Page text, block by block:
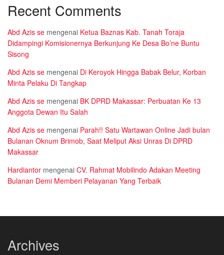
Recent Comments
Abd Azis se mengenai Ketua Baznas Kab. Tanah Toraja
Didampingi Komisionernya Berkunjung Ke Desa Bo’ne Buntu
Sisong
Abd Azis se mengenai Di Keroyok Hingga Babak Belur, Korban
Minta Pelaku Di Tangkap
Abd Azis se mengenai BK DPRD Makassar: Perbuatan Ke 13
Anggota Dewan Itu Salah
Abd Azis se mengenai Parah!! Satu Wartawan Online Jadi bulan
Bulanan Oknum Brimob, Saat Meliput Aksi Unras Di DPRD
Makassar
Hardiantor mengenai CV. Rahmat Mobilindo Adakan Meeting
Bulanan Demi Memberi Pelayanan Yang Terbaik
Archives